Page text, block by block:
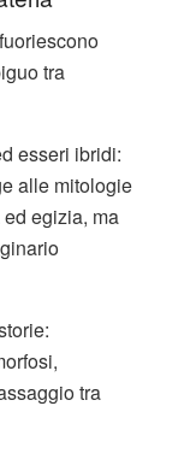
tra
esseri ibridi:
alle mitologie
egizia, ma
tra